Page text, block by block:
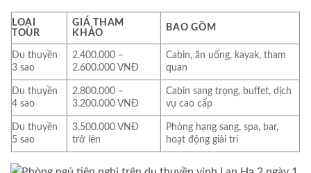
LOẠI
TOUR
GIÁ THAM
KHẢO
BAO GỒM
Du thuyền
3 sao
2.400.000 –
2.600.000 VNĐ
Cabin, ăn uống, kayak, tham
quan
Du thuyền
4 sao
2.800.000 –
3.200.000 VNĐ
Cabin sang trọng, buffet, dịch
vụ cao cấp
Du thuyền
5 sao
3.500.000 VNĐ
trở lên
Phòng hạng sang, spa, bar,
hoạt động giải trí